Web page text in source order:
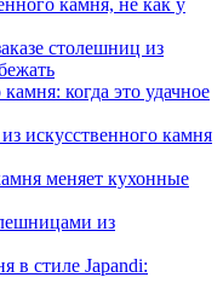
камня, не как у
столешниц из
когда это удачное
искусственного камня
меняет кухонные
из
в стиле Japandi: